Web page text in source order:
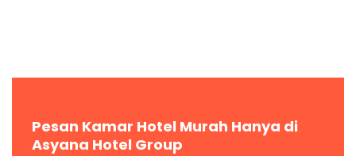
Pesan Kamar Hotel Murah Hanya di
Asyana Hotel Group